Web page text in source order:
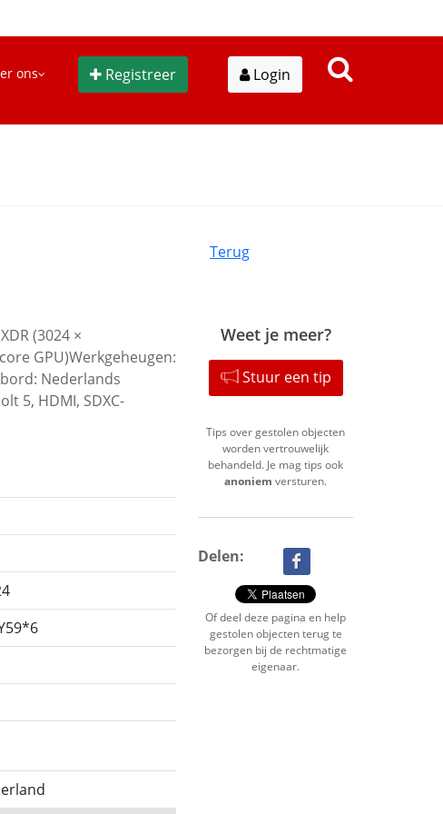
ons Registreer Login
Terug
(3024 ×
GPU)Werkgeheugen:
Nederlands
5, HDMI, SDXC-
Weet je meer?
Stuur een tip
Tips over gestolen objecten
worden vertrouwelijk
behandeld. Je mag tips ook
anoniem versturen.
Delen:
Of deel deze pagina en help
gestolen objecten terug te
bezorgen bij de rechtmatige
eigenaar.